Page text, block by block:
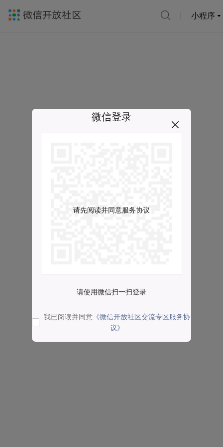
小程序
微信登录
请先阅读并同意服务协议
请使用微信扫一扫登录
我已阅读并同意 《微信开放社区交流专区服务协
议》